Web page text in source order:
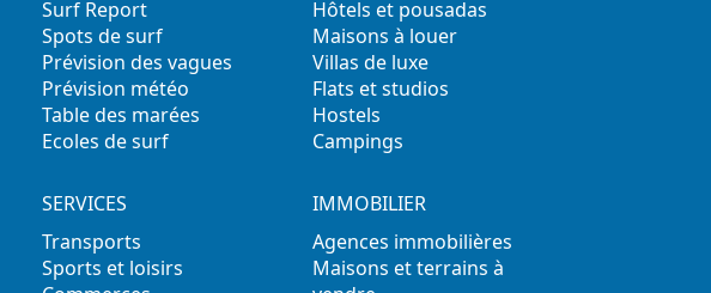
Surf Report
Spots de surf
Prévision des vagues
Prévision météo
Table des marées
Ecoles de surf
Hôtels et pousadas
Maisons à louer
Villas de luxe
Flats et studios
Hostels
Campings
SERVICES
Transports
Sports et loisirs
IMMOBILIER
Agences immobilières
Maisons et terrains à